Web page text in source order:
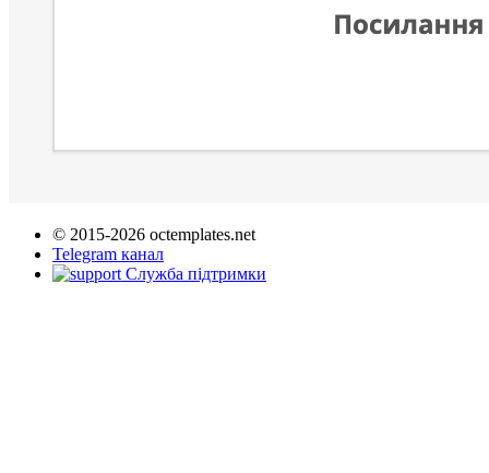
© 2015-2026 octemplates.net
Telegram канал
Служба підтримки